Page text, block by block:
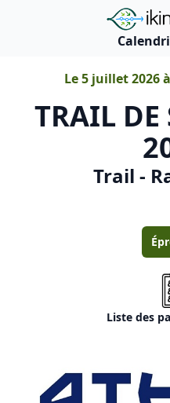
"Ikinoa
Le 5 juillet 2026
TRAIL DE
Trail -
Liste des